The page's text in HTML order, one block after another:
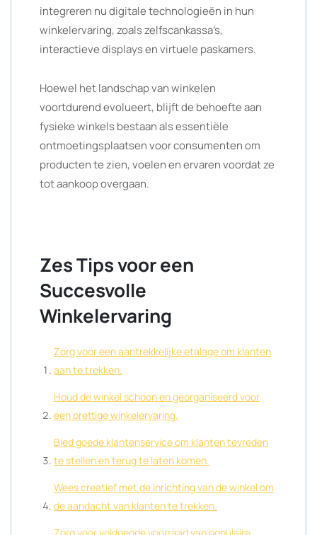
integreren nu digitale technologieën in hun
winkelervaring, zoals zelfscankassa’s,
interactieve displays en virtuele paskamers.
Hoewel het landschap van winkelen
voortdurend evolueert, blijft de behoefte aan
fysieke winkels bestaan als essentiële
ontmoetingsplaatsen voor consumenten om
producten te zien, voelen en ervaren voordat ze
tot aankoop overgaan.
Zes Tips voor een
Succesvolle
Winkelervaring
Zorg voor een aantrekkelijke etalage om klanten
aan te trekken.
Houd de winkel schoon en georganiseerd voor
een prettige winkelervaring.
Bied goede klantenservice om klanten tevreden
te stellen en terug te laten komen.
Wees creatief met de inrichting van de winkel om
de aandacht van klanten te trekken.